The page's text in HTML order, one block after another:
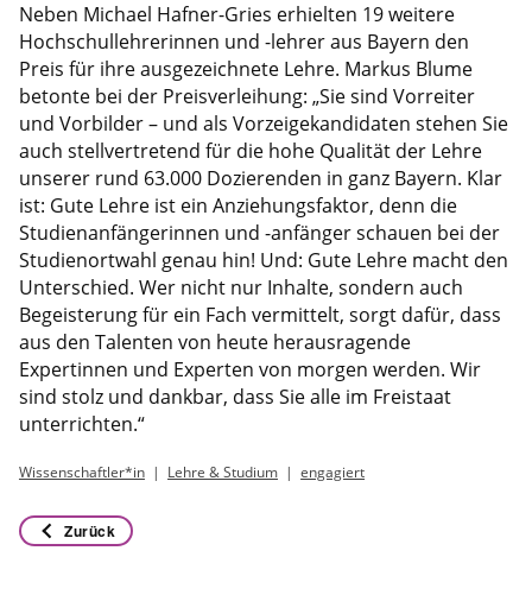
Neben Michael Hafner-Gries erhielten 19 weitere
Hochschullehrerinnen und -lehrer aus Bayern den
Preis für ihre ausgezeichnete Lehre. Markus Blume
betonte bei der Preisverleihung: „Sie sind Vorreiter
und Vorbilder – und als Vorzeigekandidaten stehen Sie
auch stellvertretend für die hohe Qualität der Lehre
unserer rund 63.000 Dozierenden in ganz Bayern. Klar
ist: Gute Lehre ist ein Anziehungsfaktor, denn die
Studienanfängerinnen und -anfänger schauen bei der
Studienortwahl genau hin! Und: Gute Lehre macht den
Unterschied. Wer nicht nur Inhalte, sondern auch
Begeisterung für ein Fach vermittelt, sorgt dafür, dass
aus den Talenten von heute herausragende
Expertinnen und Experten von morgen werden. Wir
sind stolz und dankbar, dass Sie alle im Freistaat
unterrichten.“
Wissenschaftler*in Lehre & Studium engagiert
Zurück